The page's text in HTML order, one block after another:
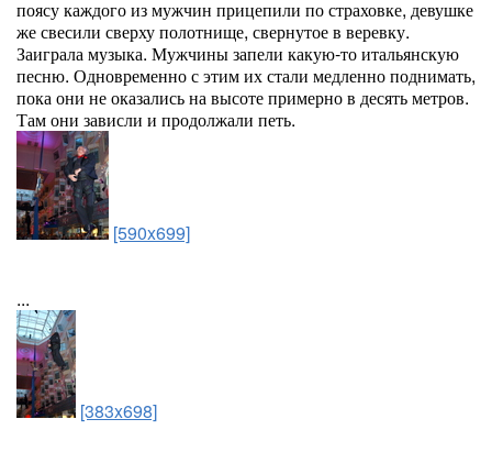
поясу каждого из мужчин прицепили по страховке, девушке
же свесили сверху полотнище, свернутое в веревку.
Заиграла музыка. Мужчины запели какую-то итальянскую
песню. Одновременно с этим их стали медленно поднимать,
пока они не оказались на высоте примерно в десять метров.
Там они зависли и продолжали петь.
[590x699]
...
[383x698]